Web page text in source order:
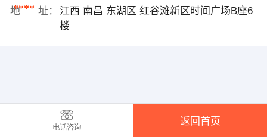
****
地 址：
江西 南昌 东湖区 红谷滩新区时间广场B座6
楼
电话咨询
返回首页